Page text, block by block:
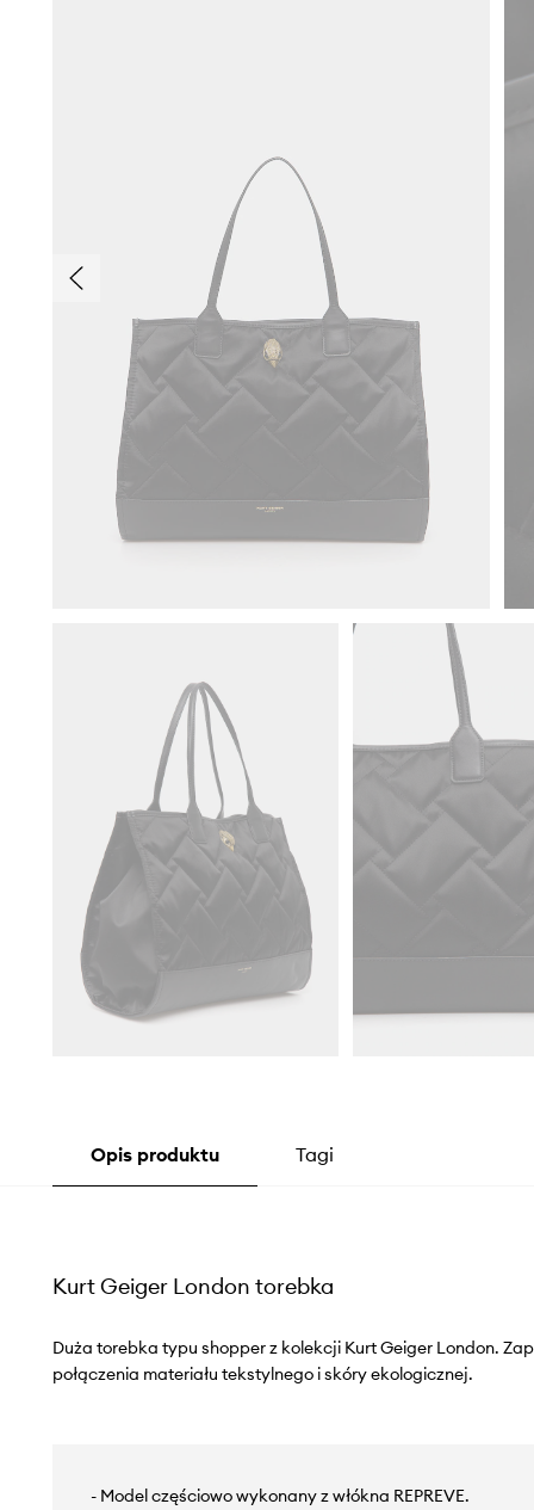
Opis produktu Tagi
Kurt Geiger London torebka
Duża torebka typu shopper z kolekcji Kurt Geiger London.
połączenia materiału tekstylnego i skóry ekologicznej.
- Model częściowo wykonany z włókna REPREVE.